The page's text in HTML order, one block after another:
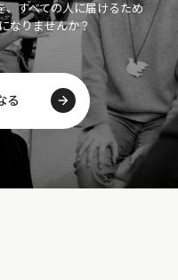
、すべての人に届けるため
なりませんか？
る